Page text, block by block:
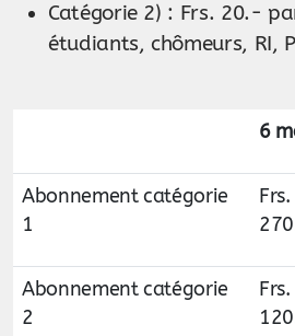
Catégorie 2) : Frs. 20.-
étudiants, chômeurs, RI,
6
Abonnement catégorie
1
Frs.
Abonnement catégorie
2
Frs.